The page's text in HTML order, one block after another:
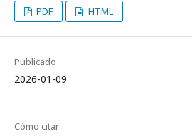
PDF HTML
Publicado
2026-01-09
Cómo citar